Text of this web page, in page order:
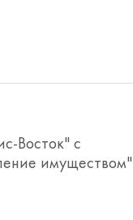
Восток" с
имуществом"